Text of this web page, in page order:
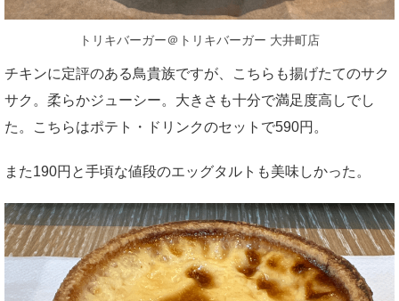
トリキバーガー＠トリキバーガー 大井町店
チキンに定評のある鳥貴族ですが、こちらも揚げたてのサク
サク。柔らかジューシー。大きさも十分で満足度高しでし
た。こちらはポテト・ドリンクのセットで590円。
また190円と手頃な値段のエッグタルトも美味しかった。